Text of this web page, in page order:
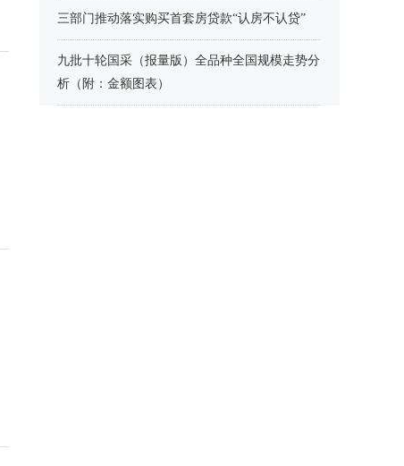
三部门推动落实购买首套房贷款“认房不认贷”
九批十轮国采（报量版）全品种全国规模走势分
析（附：金额图表）